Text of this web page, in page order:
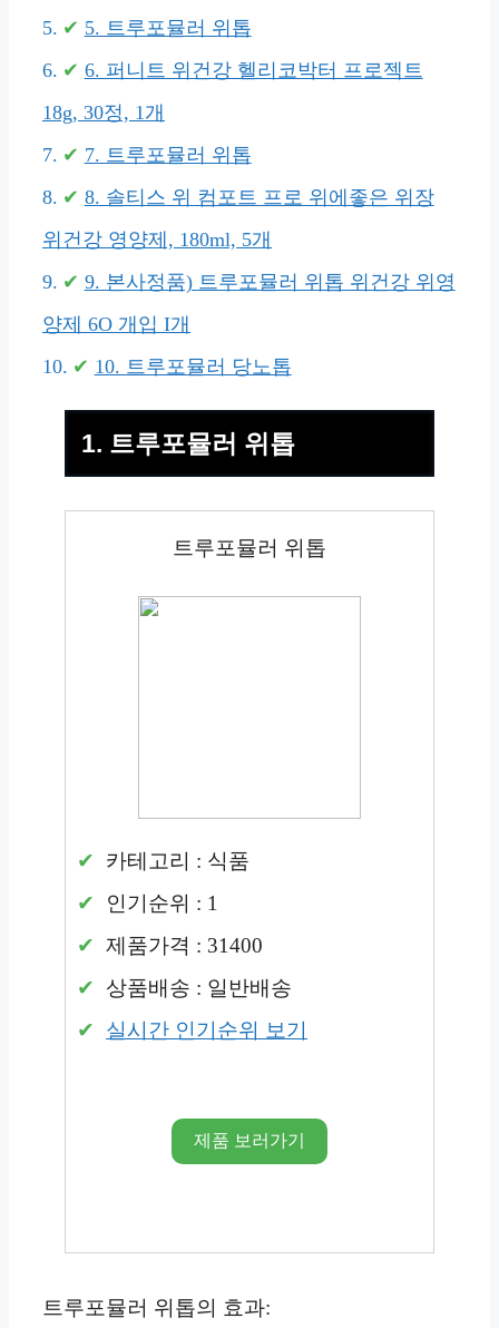
5. 트루포뮬러 위톱
6. 퍼니트 위건강 헬리코박터 프로젝트
18g, 30정, 1개
7. 트루포뮬러 위톱
8. 솔티스 위 컴포트 프로 위에좋은 위장
위건강 영양제, 180ml, 5개
9. 본사정품) 트루포뮬러 위톱 위건강 위영
양제 6O 개입 I개
10. 트루포뮬러 당노톱
1. 트루포뮬러 위톱
트루포뮬러 위톱
카테고리 : 식품
인기순위 : 1
제품가격 : 31400
상품배송 : 일반배송
실시간 인기순위 보기
제품 보러가기
트루포뮬러 위톱의 효과: